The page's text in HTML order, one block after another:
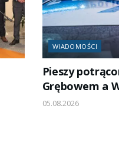
WIADOMOŚCI
Pieszy
Grębowem a
05.08.2026